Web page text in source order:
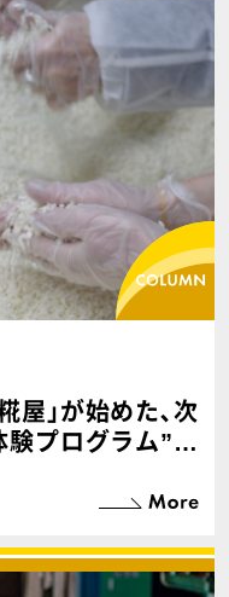
屋｣が始めた､次
プログラム”に